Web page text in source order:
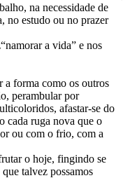
na necessidade de
no estudo ou no prazer
a vida” e nos
forma como os outros
perambular por
afastar-se do
cada ruga nova que o
ou com o frio, com a
o hoje, fingindo se
talvez possamos